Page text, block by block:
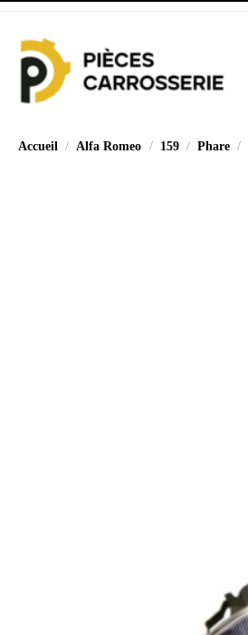
Accueil Alfa Romeo 159 Phare